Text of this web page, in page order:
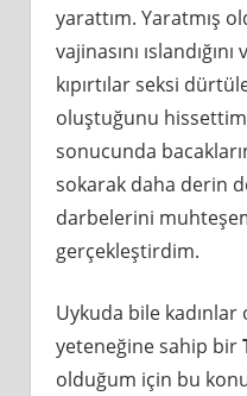
yarattım. Yaratmış
vajinasını
kıpırtılar seksi
oluştuğunu
sonucunda
sokarak daha derin
darbelerini
gerçekleştirdim.
Uykuda bile kadınlar
yeteneğine sahip bir
olduğum için bu